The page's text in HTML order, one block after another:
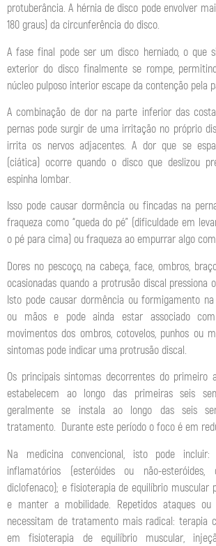
protuberância. A hérnia de disco pode envolver
180 graus) da circunferência do disco.
A fase final pode ser um disco herniado, o que
exterior do disco finalmente se rompe,
núcleo pulposo interior escape da contenção pela
A combinação de dor na parte inferior das
pernas pode surgir de uma irritação no próprio
irrita os nervos adjacentes. A dor que se
(ciática) ocorre quando o disco que deslizou
espinha lombar.
Isso pode causar dormência ou fincadas na
fraqueza como “queda do pé” (dificuldade em
o pé para cima) ou fraqueza ao empurrar algo
Dores no pescoço, na cabeça, face, ombros,
ocasionadas quando a protrusão discal pressiona
Isto pode causar dormência ou formigamento
ou mãos e pode ainda estar associado
movimentos dos ombros, cotovelos, punhos ou
sintomas pode indicar uma protrusão discal.
Os principais sintomas decorrentes do primeiro
estabelecem ao longo das primeiras seis
geralmente se instala ao longo das seis
tratamento. Durante este período o foco é em
Na medicina convencional, isto pode incluir:
inflamatórios (esteróides ou não-
diclofenaco); e fisioterapia de equilíbrio muscular
e manter a mobilidade. Repetidos ataques ou
necessitam de tratamento mais radical: terapia
em fisioterapia de equilíbrio muscular,